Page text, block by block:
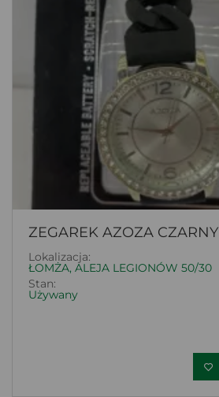
ZEGAREK AZOZA CZARNY
Lokalizacja:
ŁOMŻA, ALEJA LEGIONÓW 50/30
Stan:
Używany